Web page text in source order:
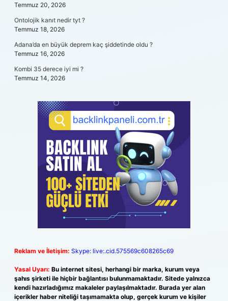
Temmuz 20, 2026
Ontolojik kanıt nedir tyt ?
Temmuz 18, 2026
Adana’da en büyük deprem kaç şiddetinde oldu ?
Temmuz 16, 2026
Kombi 35 derece iyi mi ?
Temmuz 14, 2026
Reklam ve İletişim: Skype: live:.cid.575569c608265c69
Yasal Uyarı: Bu internet sitesi, herhangi bir marka, kurum veya
şahıs şirketi ile hiçbir bağlantısı bulunmamaktadır. Sitede yalnızca
kendi hazırladığımız makaleler paylaşılmaktadır. Burada yer alan
içerikler haber niteliği taşımamakta olup, gerçek kurum ve kişiler